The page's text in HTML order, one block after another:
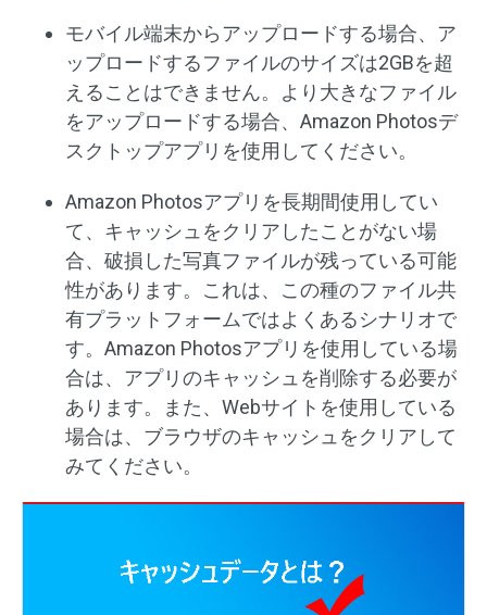
モバイル端末からアップロードする場合、ア
ップロードするファイルのサイズは2GBを超
えることはできません。より大きなファイル
をアップロードする場合、Amazon Photosデ
スクトップアプリを使用してください。
Amazon Photosアプリを長期間使用してい
て、キャッシュをクリアしたことがない場
合、破損した写真ファイルが残っている可能
性があります。これは、この種のファイル共
有プラットフォームではよくあるシナリオで
す。Amazon Photosアプリを使用している場
合は、アプリのキャッシュを削除する必要が
あります。また、Webサイトを使用している
場合は、ブラウザのキャッシュをクリアして
みてください。